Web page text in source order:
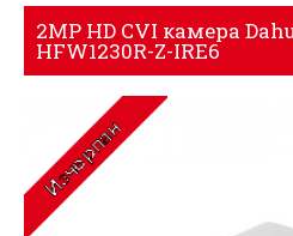
2MP HD CVI камера
HFW1230R-Z-IRE6